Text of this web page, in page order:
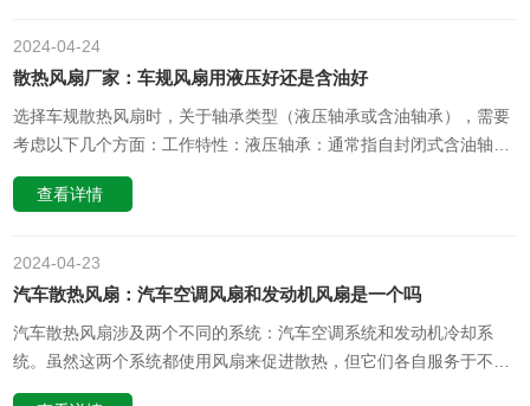
来提高散热效率。风扇的……
24
2024-04
散热风扇厂家：车规风扇用液压好还是含油好
选择车规散热风扇时，关于轴承类型（液压轴承或含油轴承），需要
考虑以下几个方面：工作特性：液压轴承：通常指自封闭式含油轴
承，内部填充有特殊的润滑油，并利用流体动力学原理形成动态油
膜，以减少摩擦和提高稳定性。液压轴承在设计上能更好地保持油膜
油量相对充足且密封良好，……
查看详情
23
2024-04
汽车散热风扇：汽车空调风扇和发动机风扇是一个吗
汽车散热风扇涉及两个不同的系统：汽车空调系统和发动机冷却系
统。虽然这两个系统都使用风扇来促进散热，但它们各自服务于不同
的功能，并且通常情况下，汽车空调风扇和发动机风扇是两个独立的